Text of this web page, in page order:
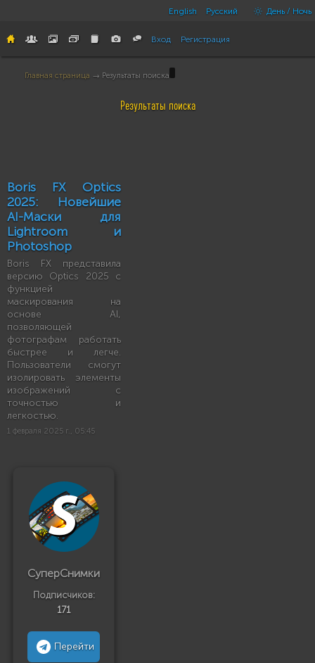
English Русский День / Ночь
Вход Регистрация
Главная страница → Результаты поиска
Результаты поиска
Boris FX Optics
2025: Новейшие
AI-Маски для
Lightroom и
Photoshop
Boris FX представила
версию Optics 2025 с
функцией
маскирования на
основе AI,
позволяющей
фотографам работать
быстрее и легче.
Пользователи смогут
изолировать элементы
изображений с
точностью и
легкостью.
1 февраля 2025 г., 05:45
СуперСнимки
Подписчиков:
171
Перейти